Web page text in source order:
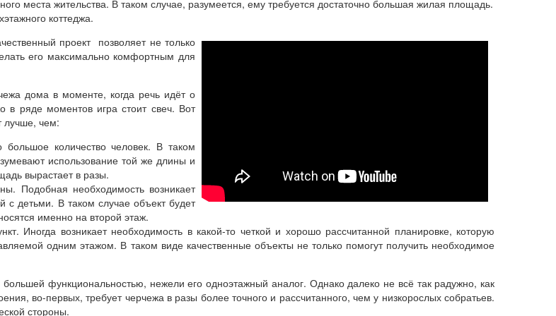
места жительства. В таком случае, разумеется, ему требуется достаточно большая жилая площадь.
коттеджа.
проект позволяет не только
его максимально комфортным для
дома в моменте, когда речь идёт о
в ряде моментов игра стоит свеч. Вот
лучше, чем:
большое количество человек. В таком
использование той же длины и
вырастает в разы.
Подобная необходимость возникает
детьми. В таком случае объект будет
именно на второй этаж.
Иногда возникает необходимость в какой-то четкой и хорошо рассчитанной планировке, которую
одним этажом. В таком виде качественные объекты не только помогут получить необходимое
функциональностью, нежели его одноэтажный аналог. Однако далеко не всё так радужно, как
во-первых, требует черчежа в разы более точного и рассчитанного, чем у низкорослых собратьев.
стороны.